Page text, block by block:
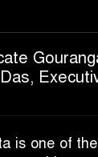
is one of